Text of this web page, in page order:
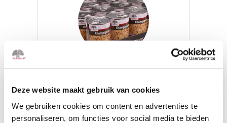
Deze website maakt gebruik van cookies
We gebruiken cookies om content en advertenties te
personaliseren, om functies voor social media te bieden
ONZE DIENSTEN?
NEEM CONTACT OP